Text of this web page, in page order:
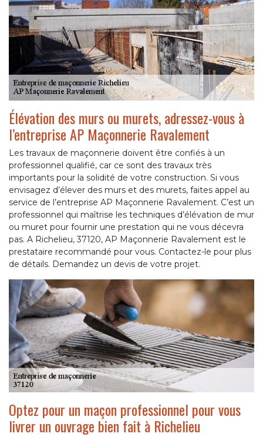
Élévation des murs ou murets, adressez-vous à
l’entreprise AP Maçonnerie Ravalement
Les travaux de maçonnerie doivent être confiés à un
professionnel qualifié, car ce sont des travaux très
importants pour la solidité de votre construction. Si vous
envisagez d’élever des murs et des murets, faites appel au
service de l’entreprise AP Maçonnerie Ravalement. C’est un
professionnel qui maîtrise les techniques d’élévation de mur
ou muret pour fournir une prestation qui ne vous décevra
pas. A Richelieu, 37120, AP Maçonnerie Ravalement est le
prestataire recommandé pour vous. Contactez-le pour plus
de détails. Demandez un devis de votre projet.
Optez pour un maçon professionnel pour vous
livrer un ouvrage bien fait à Richelieu